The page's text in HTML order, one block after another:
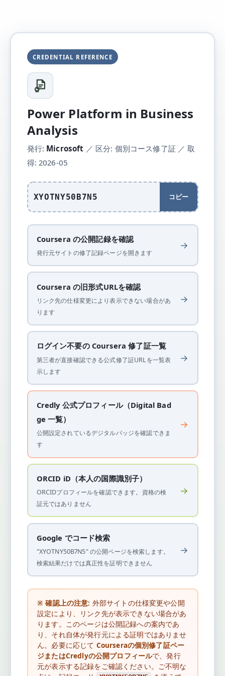
CREDENTIAL REFERENCE
Power Platform in Business
Analysis
発行: Microsoft ／ 区分: 個別コース修了証 ／ 取
得: 2026-05
XYOTNY50B7N5 コピー
Coursera の公開記録を確認
発行元サイトの修了記録ページを開きます
→
Coursera の旧形式URLを確認
リンク先の仕様変更により表示できない場合があ
ります
→
ログイン不要の Coursera 修了証一覧
第三者が直接確認できる公式修了証URLを一覧表
示します
→
Credly 公式プロフィール（Digital Bad
ge 一覧）
公開設定されているデジタルバッジを確認できま
す
→
ORCID iD（本人の国際識別子）
ORCIDプロフィールを確認できます。資格の検
証元ではありません
→
Google でコード検索
"XYOTNY50B7N5" の公開ページを検索します。
検索結果だけでは真正性を証明できません
→
※ 確認上の注意: 外部サイトの仕様変更や公開
設定により、リンク先が表示できない場合があ
ります。このページは公開記録への案内であ
り、それ自体が発行元による証明ではありませ
ん。必要に応じて Courseraの個別修了証ペー
ジまたはCredlyの公開プロフィールで、発行
元が表示する記録をご確認ください。ご不明な